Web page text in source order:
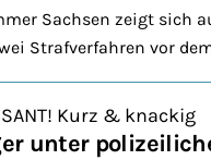
Sachsen zeigt sich
Strafverfahren vor
Kurz & knackig
unter